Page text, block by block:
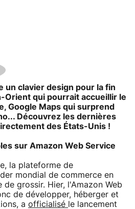
un clavier design pour la fin
Orient qui pourrait accueillir le
Google Maps qui surprend
Découvrez les dernières
des États-Unis !
sur Amazon Web Service
la plateforme de
mondial de commerce en
de grossir. Hier, l'Amazon Web
de développer, héberger et
a officialisé le lancement